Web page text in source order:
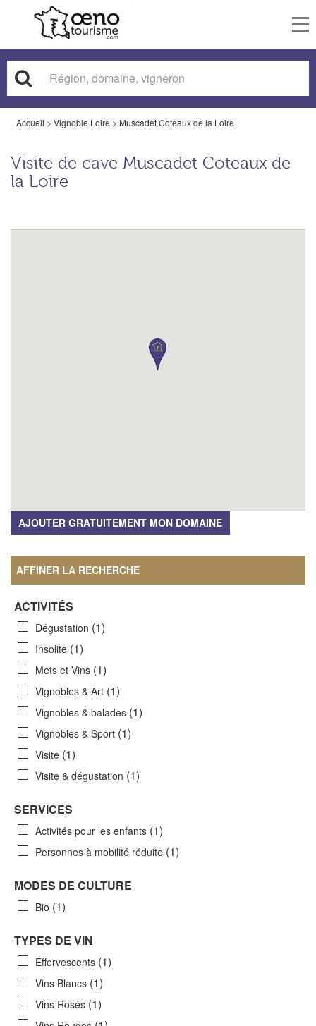
Accueil > Vignoble Loire > Muscadet Coteaux de la Loire
Visite de cave Muscadet Coteaux de
la Loire
AJOUTER GRATUITEMENT MON DOMAINE
AFFINER LA RECHERCHE
ACTIVITÉS
Dégustation (1)
Insolite (1)
Mets et Vins (1)
Vignobles & Art (1)
Vignobles & balades (1)
Vignobles & Sport (1)
Visite (1)
Visite & dégustation (1)
SERVICES
Activités pour les enfants (1)
Personnes à mobilité réduite (1)
MODES DE CULTURE
Bio (1)
TYPES DE VIN
Effervescents (1)
Vins Blancs (1)
Vins Rosés (1)